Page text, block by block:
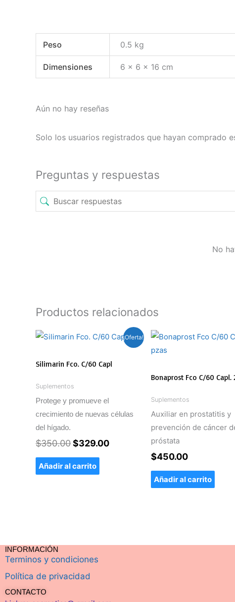
Peso 0.5 kg
Dimensiones 6 × 6 × 16 cm
Aún no hay reseñas
Solo los usuarios registrados que hayan comprado
Preguntas y respuestas
No
Productos relacionados
¡Oferta!
Silimarin Fco. C/60 Capl
Suplementos
Protege y promueve el
crecimiento de nuevas células
del hígado.
$350.00
El
era:
$329.00
El
precio
es:
Añadir al carrito
Bonaprost Fco C/60 Capl.
Suplementos
Auxiliar en prostatitis y
prevención de cáncer
próstata
$450.00
Añadir al carrito
INFORMACIÓN
Terminos y condiciones
Política de privacidad
CONTACTO